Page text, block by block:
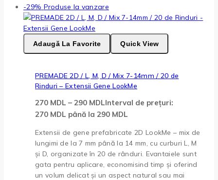
-29% Produse la vanzare
Adaugă La Favorite Quick View
PREMADE 2D / L, M, D / Mix 7-14mm / 20 de
Rinduri – Extensii Gene LookMe
270 MDL – 290 MDLInterval de prețuri:
270 MDL până la 290 MDL
Extensii de gene prefabricate 2D LookMe – mix de
lungimi de la 7 mm până la 14 mm, cu curburi L, M
și D, organizate în 20 de rânduri. Evantaiele sunt
gata pentru aplicare, economisind timp și oferind
un volum delicat și un aspect natural sau mai